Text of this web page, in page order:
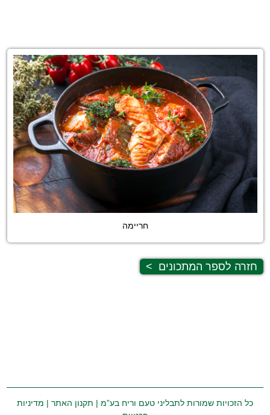
חריימה
חזרה לספר המתכונים >
כל הזכויות שמורות לתבליני טעם וריח בע”מ | תקנון האתר | מדיניות